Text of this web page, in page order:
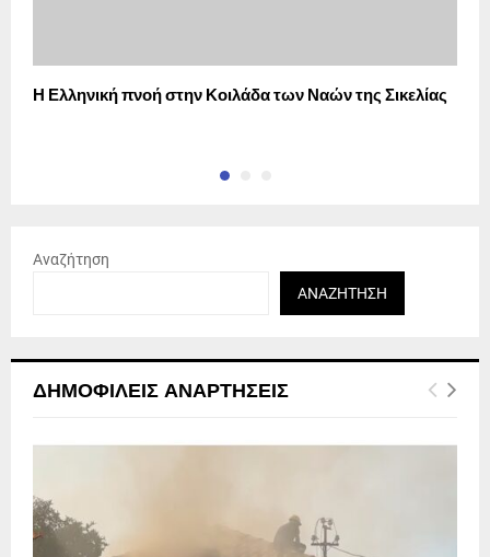
Η Ελληνική πνοή στην Κοιλάδα των Ναών της Σικελίας
Αναζήτηση
ΑΝΑΖΉΤΗΣΗ
ΔΗΜΟΦΙΛΕΊΣ ΑΝΑΡΤΉΣΕΙΣ